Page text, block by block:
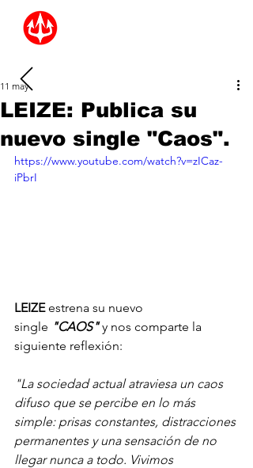
LEIZE: Publica su
nuevo single "Caos".
11 may
https://www.youtube.com/watch?v=zICaz-
iPbrI
LEIZE estrena su nuevo
single "CAOS" y nos comparte la
siguiente reflexión:
"La sociedad actual atraviesa un caos
difuso que se percibe en lo más
simple: prisas constantes, distracciones
permanentes y una sensación de no
llegar nunca a todo. Vivimos